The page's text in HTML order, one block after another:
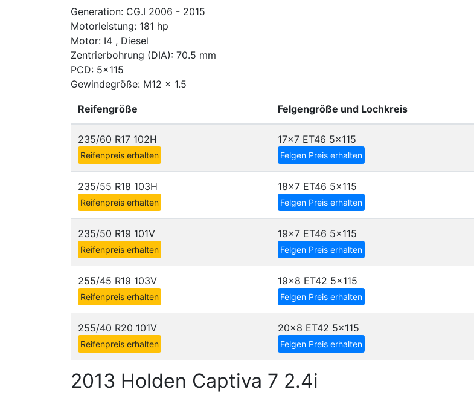
Generation: CG.I 2006 - 2015
Motorleistung: 181 hp
Motor: I4 , Diesel
Zentrierbohrung (DIA): 70.5 mm
PCD: 5x115
Gewindegröße: M12 x 1.5
Reifengröße Felgengröße und Lochkreis
235/60 R17 102H
Reifenpreis erhalten
17x7 ET46 5x115
Felgen Preis erhalten
235/55 R18 103H
Reifenpreis erhalten
18x7 ET46 5x115
Felgen Preis erhalten
235/50 R19 101V
Reifenpreis erhalten
19x7 ET46 5x115
Felgen Preis erhalten
255/45 R19 103V
Reifenpreis erhalten
19x8 ET42 5x115
Felgen Preis erhalten
255/40 R20 101V
Reifenpreis erhalten
20x8 ET42 5x115
Felgen Preis erhalten
2013 Holden Captiva 7 2.4i